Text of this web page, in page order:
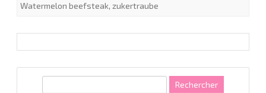
Watermelon beefsteak, zukertraube